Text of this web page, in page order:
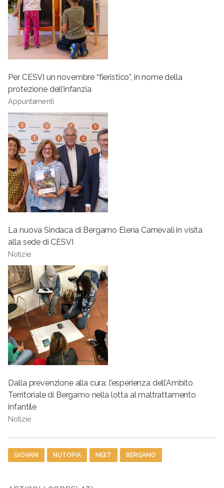
Per CESVI un novembre “fieristico”, in nome della
protezione dell’infanzia
Appuntamenti
La nuova Sindaca di Bergamo Elena Carnevali in visita
alla sede di CESVI
Notizie
Dalla prevenzione alla cura: l’esperienza dell’Ambito
Territoriale di Bergamo nella lotta al maltrattamento
infantile
Notizie
Tag
GIOVANI NUTOPIA NEET BERGAMO